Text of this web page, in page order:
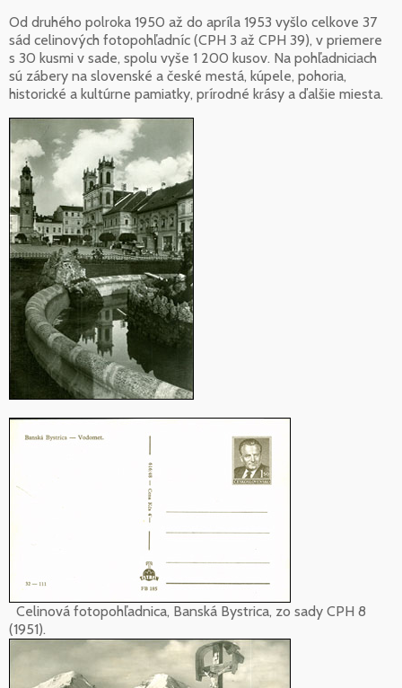
Od druhého polroka 1950 až do apríla 1953 vyšlo celkove 37
sád celinových fotopohľadníc (CPH 3 až CPH 39), v priemere
s 30 kusmi v sade, spolu vyše 1 200 kusov. Na pohľadniciach
sú zábery na slovenské a české mestá, kúpele, pohoria,
historické a kultúrne pamiatky, prírodné krásy a ďalšie miesta.
Celinová fotopohľadnica, Banská Bystrica, zo sady CPH 8
(1951).